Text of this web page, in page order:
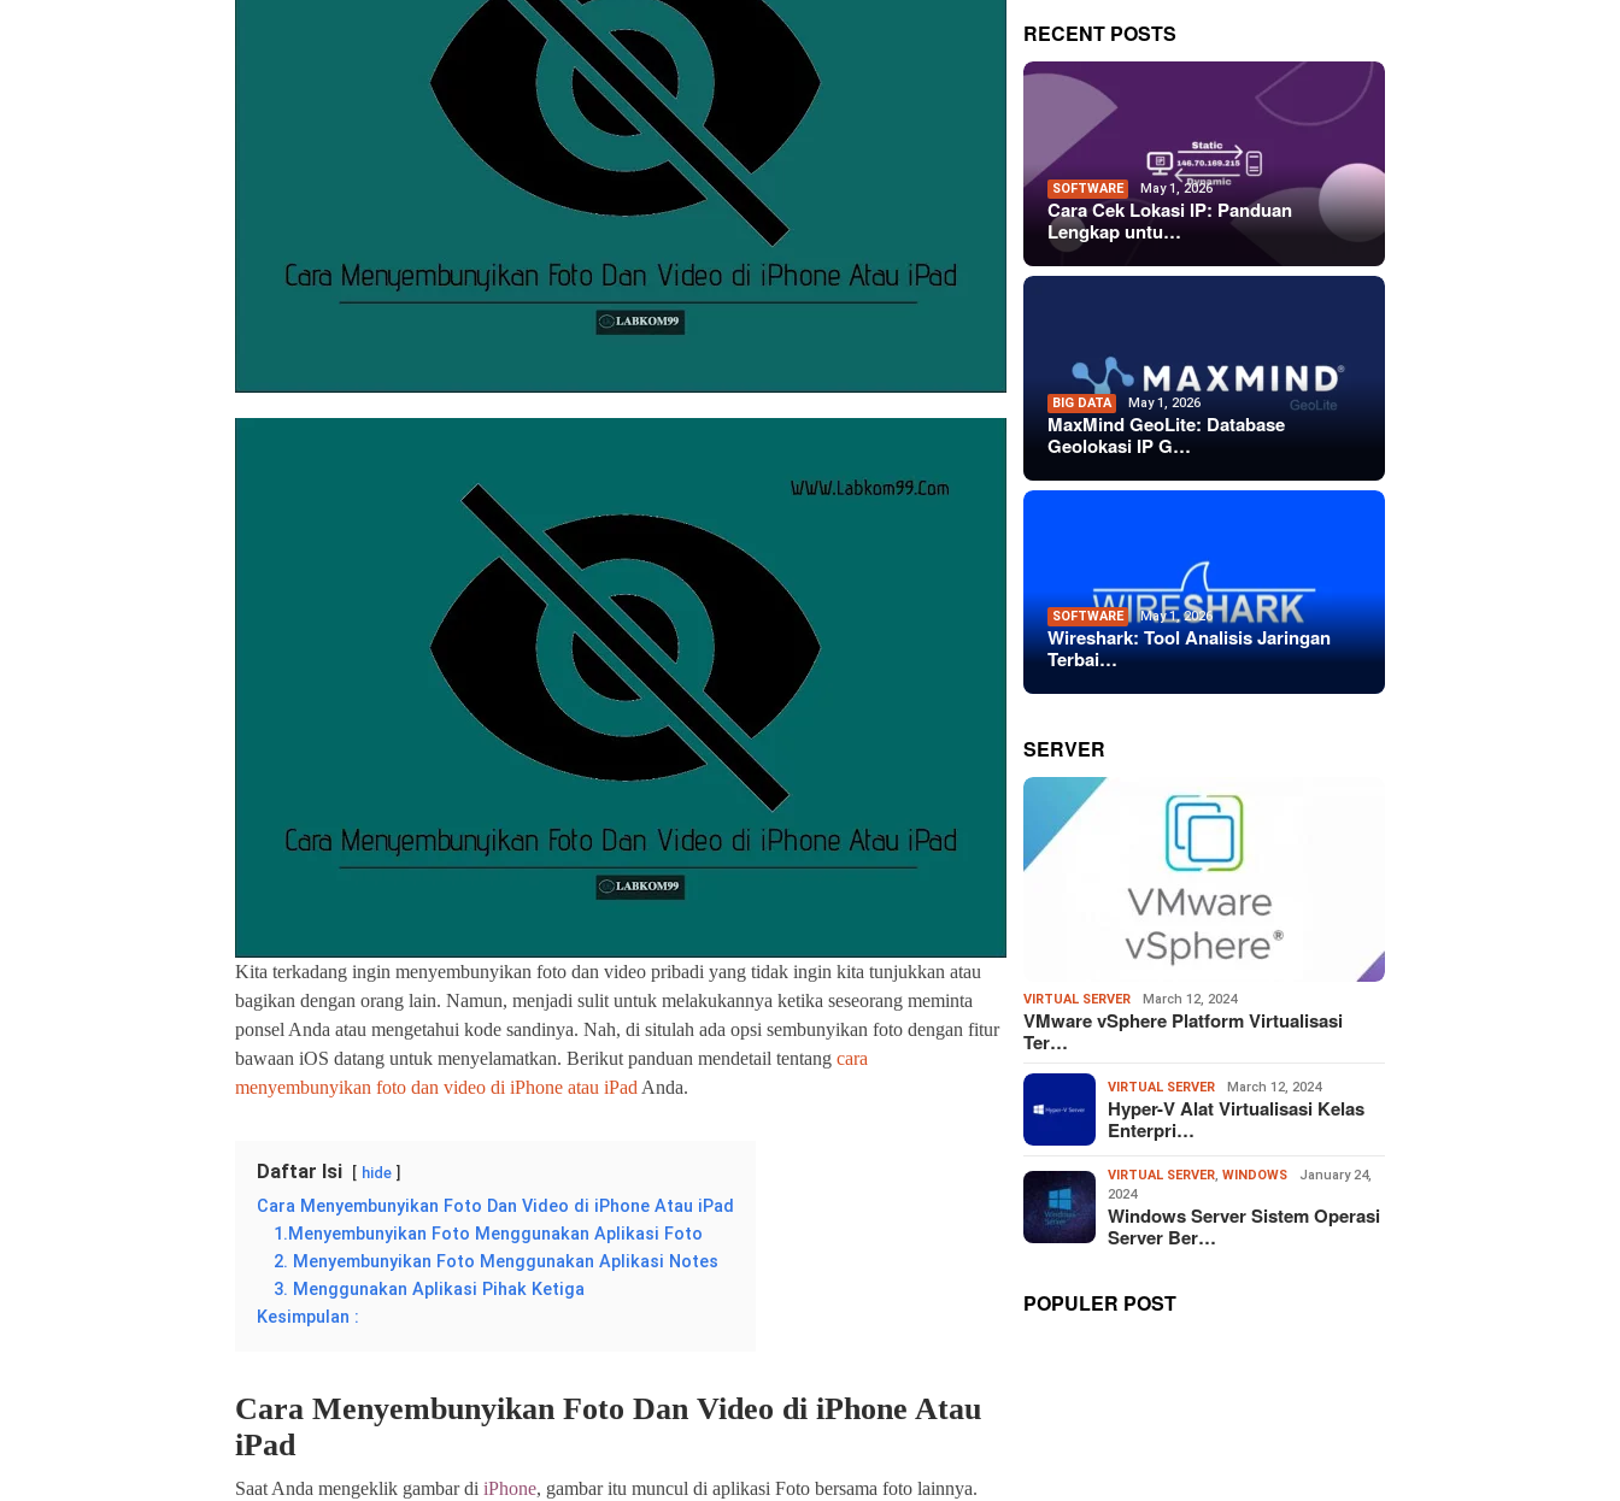
Kita terkadang ingin menyembunyikan foto dan video pribadi yang tidak ingin kita tunjukkan atau
bagikan dengan orang lain. Namun, menjadi sulit untuk melakukannya ketika seseorang meminta
ponsel Anda atau mengetahui kode sandinya. Nah, di situlah ada opsi sembunyikan foto dengan fitur
bawaan iOS datang untuk menyelamatkan. Berikut panduan mendetail tentang cara
menyembunyikan foto dan video di iPhone atau iPad Anda.
Daftar Isi hide
Cara Menyembunyikan Foto Dan Video di iPhone Atau iPad
1.Menyembunyikan Foto Menggunakan Aplikasi Foto
2. Menyembunyikan Foto Menggunakan Aplikasi Notes
3. Menggunakan Aplikasi Pihak Ketiga
Kesimpulan :
Cara Menyembunyikan Foto Dan Video di iPhone Atau
iPad
Saat Anda mengeklik gambar di iPhone, gambar itu muncul di aplikasi Foto bersama foto lainnya.
RECENT POSTS
SOFTWARE May 1, 2026
Cara Cek Lokasi IP: Panduan
Lengkap untu…
BIG DATA May 1, 2026
MaxMind GeoLite: Database
Geolokasi IP G…
SOFTWARE May 1, 2026
Wireshark: Tool Analisis Jaringan
Terbai…
SERVER
VIRTUAL SERVER March 12, 2024
VMware vSphere Platform Virtualisasi
Ter…
VIRTUAL SERVER March 12, 2024
Hyper-V Alat Virtualisasi Kelas
Enterpri…
VIRTUAL SERVER,WINDOWS
January 24,
2024
Windows Server Sistem Operasi
Server Ber…
POPULER POST